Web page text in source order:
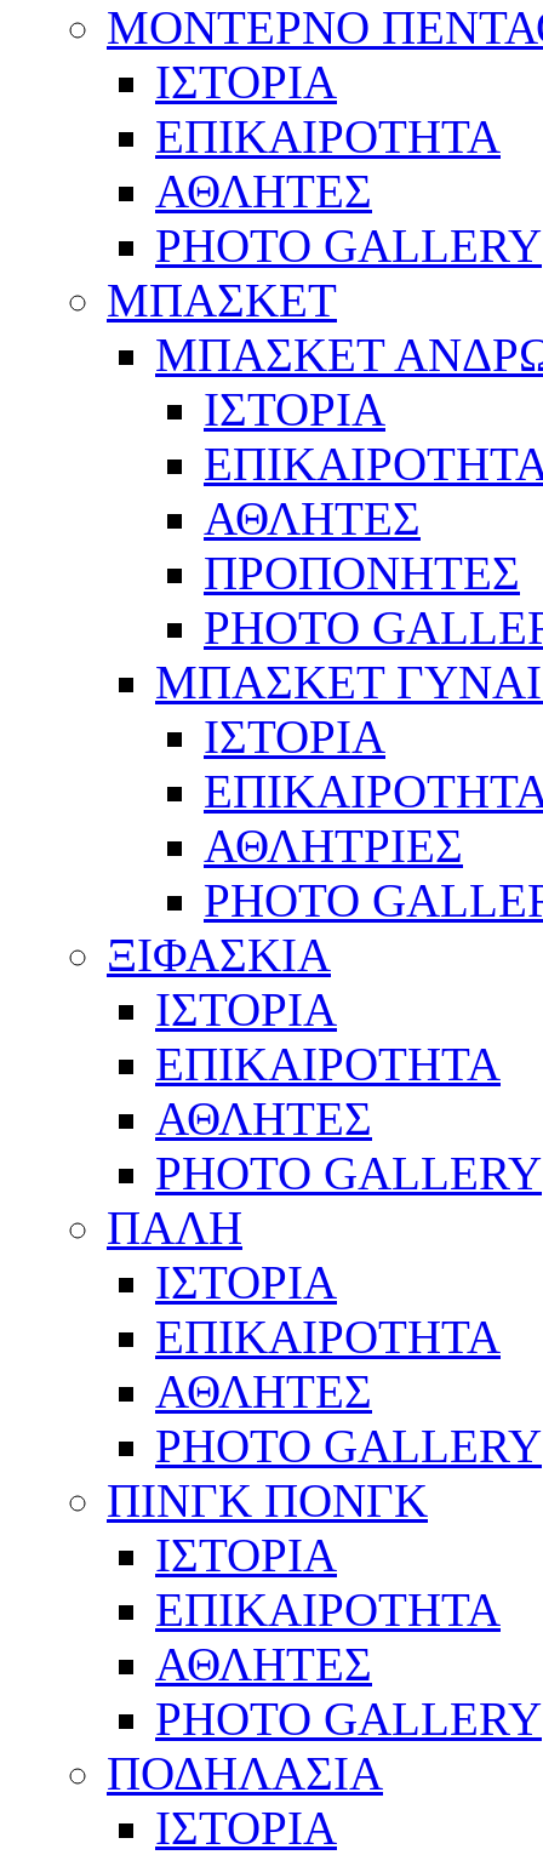
ΜΟΝΤΕΡΝΟ
ΙΣΤΟΡΙΑ
ΕΠΙΚΑΙΡΟΤΗΤΑ
ΑΘΛΗΤΕΣ
PHOTO GALLERY
ΜΠΑΣΚΕΤ
ΜΠΑΣΚΕΤ
ΙΣΤΟΡΙΑ
ΑΘΛΗΤΕΣ
ΠΡΟΠΟΝΗΤΕΣ
PHOTO
ΜΠΑΣΚΕΤ
ΙΣΤΟΡΙΑ
ΑΘΛΗΤΡΙΕΣ
PHOTO
ΞΙΦΑΣΚΙΑ
ΙΣΤΟΡΙΑ
ΕΠΙΚΑΙΡΟΤΗΤΑ
ΑΘΛΗΤΕΣ
PHOTO GALLERY
ΠΑΛΗ
ΙΣΤΟΡΙΑ
ΕΠΙΚΑΙΡΟΤΗΤΑ
ΑΘΛΗΤΕΣ
PHOTO GALLERY
ΠΙΝΓΚ ΠΟΝΓΚ
ΙΣΤΟΡΙΑ
ΕΠΙΚΑΙΡΟΤΗΤΑ
ΑΘΛΗΤΕΣ
PHOTO GALLERY
ΠΟΔΗΛΑΣΙΑ
ΙΣΤΟΡΙΑ